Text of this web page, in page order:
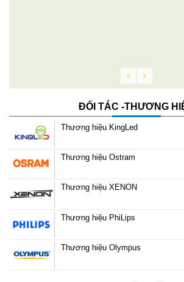
ĐỐI TÁC -THƯƠNG
Thương hiệu KingLed
Thương hiệu Ostram
Thương hiệu XENON
Thương hiệu PhiLips
Thương hiệu Olympus